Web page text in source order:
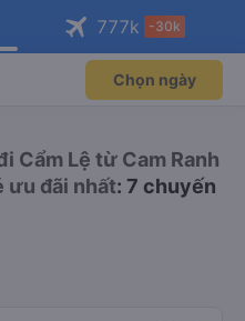
ngay!
viên độc
Mở app
máy bay qua
Mở app
777k -30k
Chọn ngày
Cẩm Lệ từ Cam Ranh
ưu đãi nhất: 7 chuyến